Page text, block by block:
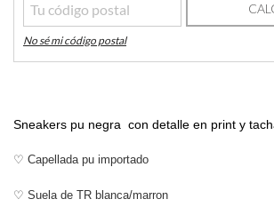
No sé mi código postal
Sneakers pu negra con detalle en print y
♡ Capellada pu importado
♡ Suela de TR blanca/marron